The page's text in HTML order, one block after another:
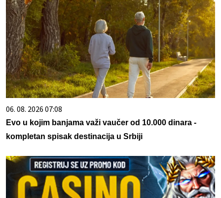
06. 08. 2026 07:08
Evo u kojim banjama važi vaučer od 10.000 dinara -
kompletan spisak destinacija u Srbiji